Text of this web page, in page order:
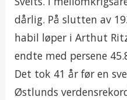
dårlig. På slutten av
habil løper i Arthut
endte med persene
Det tok 41 år før en
Østlunds